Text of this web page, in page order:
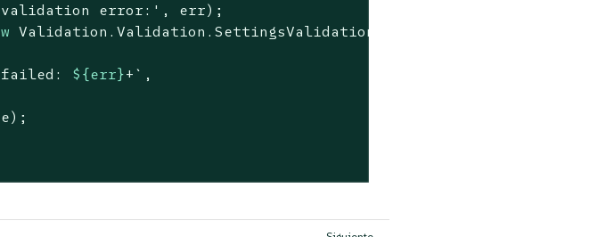
error:' , err);
Validation.Validation.SettingsValidationResponse(
failed: ${err}+` ,